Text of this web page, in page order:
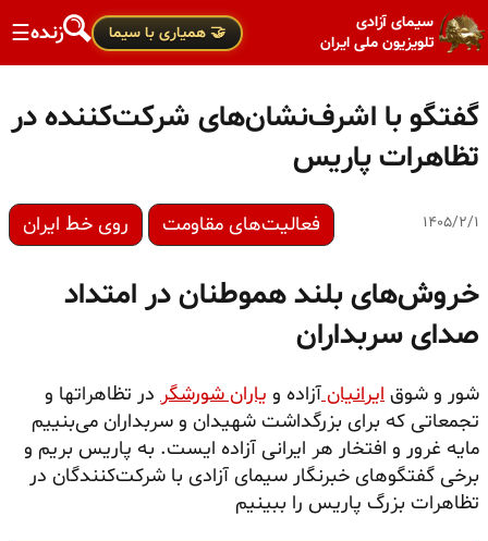
سیمای آزادی
تلویزیون ملی ایران
🤝 همیاری با سیما زنده☰
گفتگو با اشرف‌نشان‌های شرکت‌کننده در
تظاهرات پاریس
۱۴۰۵/۲/۱ فعالیت‌های مقاومت روی خط ایران
خروش‌های بلند هموطنان در امتداد
صدای سربداران
شور و شوق ایرانیانآزاده و یاران شورشگر در تظاهراتها و
تجمعاتی که برای بزرگداشت شهیدان و سربداران می‌بنییم
مایه غرور و افتخار هر ایرانی آزاده ایست. به پاریس بریم و
برخی گفتگوهای خبرنگار سیمای آزادی با شرکت‌کنندگان در
تظاهرات بزرگ پاریس را ببینیم